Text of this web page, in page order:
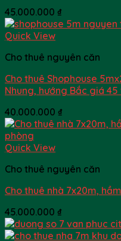
45.000.000 ₫
Quick View
Cho thuê nguyên căn
Cho thuê Shophouse
Nhung, hướng Bắc giá 45
40.000.000 ₫
Quick View
Cho thuê nguyên căn
Cho thuê nhà 7x20m,
45.000.000 ₫